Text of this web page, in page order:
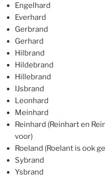
Engelhard
Everhard
Gerbrand
Gerhard
Hilbrand
Hildebrand
Hillebrand
IJsbrand
Leonhard
Meinhard
Reinhard (Reinhart en
voor)
Roeland (Roelant is ook
Sybrand
Ysbrand